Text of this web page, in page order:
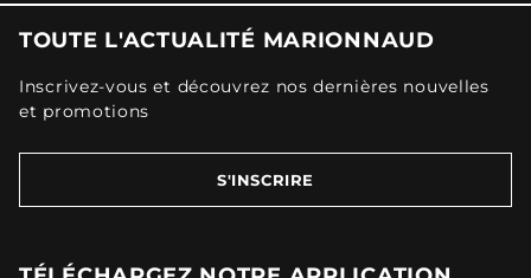
TOUTE L'ACTUALITÉ MARIONNAUD
Inscrivez-vous et découvrez nos dernières nouvelles
et promotions
S'INSCRIRE